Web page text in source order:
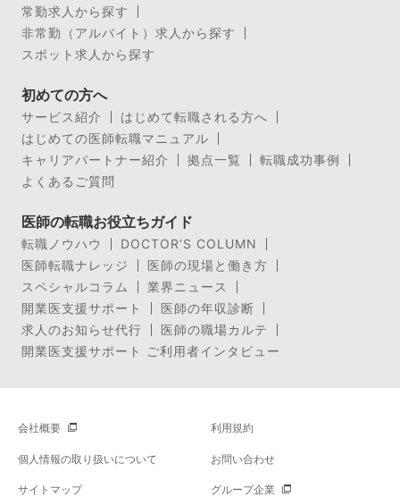
常勤求人から探す
非常勤（アルバイト）求人から探す
スポット求人から探す
初めての方へ
サービス紹介
はじめて転職される方へ
はじめての医師転職マニュアル
キャリアパートナー紹介
拠点一覧
転職成功事例
よくあるご質問
医師の転職お役立ちガイド
転職ノウハウ
DOCTOR’S COLUMN
医師転職ナレッジ
医師の現場と働き方
スペシャルコラム
業界ニュース
開業医支援サポート
医師の年収診断
求人のお知らせ代行
医師の職場カルテ
開業医支援サポート ご利用者インタビュー
会社概要 利用規約
個人情報の取り扱いについて お問い合わせ
サイトマップ グループ企業